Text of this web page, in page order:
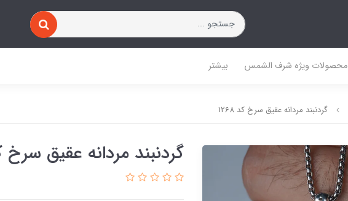
محصولات ویژه شرف الشمس بیشتر
گردنبند مردانه عقیق سرخ کد 1268
گردنبند مردانه عقیق سرخ کد